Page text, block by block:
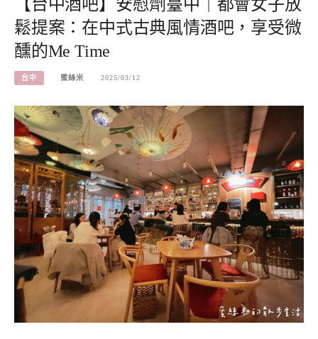
【台中酒吧】安慰劑臺中｜都會女子放
鬆提案：在中式古典風情酒吧，享受微
醺的Me Time
台中 蜜絲米 2025/03/12